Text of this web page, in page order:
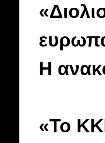
Η
«Το